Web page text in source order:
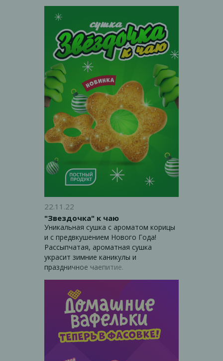
сдоба никого не оставит
равнодушным.
22.11.22
"Звездочка" к чаю
Уникальная сушка с ароматом корицы
и с предвкушением Нового Года!
Рассыпчатая, ароматная сушка
украсит зимние каникулы и
праздничное чаепитие.